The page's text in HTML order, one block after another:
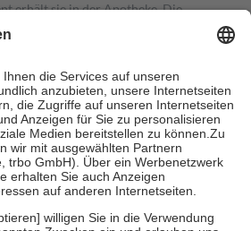
erhält sie in der Apotheke. Die
übernimmt in der Regel die
trägt einen Teil davon als Zuzahlung
Zuzahlungen in Höhe von zehn
mindestens jedochfünf Euround
jedoch nie mehr als die tatsächlichen
auch für Online-Apotheken.
Krankenpflege beträgt die
Kosten sowie zehn Euro je